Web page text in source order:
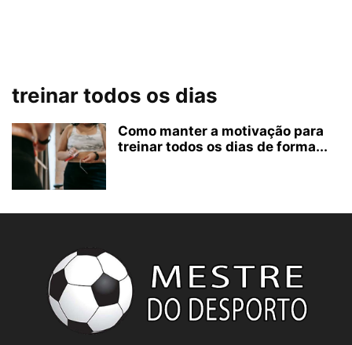
treinar todos os dias
Como manter a motivação para
treinar todos os dias de forma...